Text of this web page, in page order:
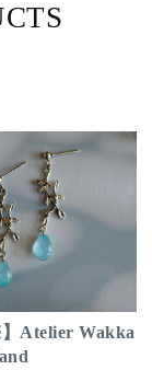
】Atelier Wakka